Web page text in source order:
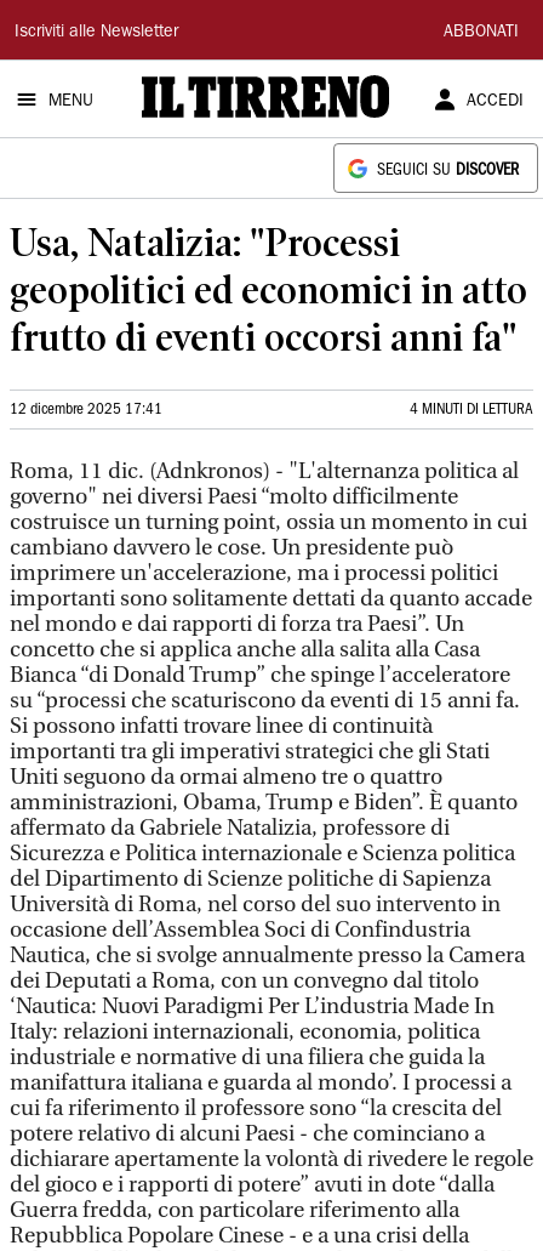
Il
Tirreno
Iscriviti alle Newsletter ABBONATI
MENU ACCEDI
SEGUICI SU DISCOVER
Usa, Natalizia: "Processi
geopolitici ed economici in atto
frutto di eventi occorsi anni fa"
12 dicembre 2025 17:41 4 MINUTI DI LETTURA
Roma, 11 dic. (Adnkronos) - "L'alternanza politica al
governo" nei diversi Paesi “molto difficilmente
costruisce un turning point, ossia un momento in cui
cambiano davvero le cose. Un presidente può
imprimere un'accelerazione, ma i processi politici
importanti sono solitamente dettati da quanto accade
nel mondo e dai rapporti di forza tra Paesi”. Un
concetto che si applica anche alla salita alla Casa
Bianca “di Donald Trump” che spinge l’acceleratore
su “processi che scaturiscono da eventi di 15 anni fa.
Si possono infatti trovare linee di continuità
importanti tra gli imperativi strategici che gli Stati
Uniti seguono da ormai almeno tre o quattro
amministrazioni, Obama, Trump e Biden”. È quanto
affermato da Gabriele Natalizia, professore di
Sicurezza e Politica internazionale e Scienza politica
del Dipartimento di Scienze politiche di Sapienza
Università di Roma, nel corso del suo intervento in
occasione dell’Assemblea Soci di Confindustria
Nautica, che si svolge annualmente presso la Camera
dei Deputati a Roma, con un convegno dal titolo
‘Nautica: Nuovi Paradigmi Per L’industria Made In
Italy: relazioni internazionali, economia, politica
industriale e normative di una filiera che guida la
manifattura italiana e guarda al mondo’. I processi a
cui fa riferimento il professore sono “la crescita del
potere relativo di alcuni Paesi - che cominciano a
dichiarare apertamente la volontà di rivedere le regole
del gioco e i rapporti di potere” avuti in dote “dalla
Guerra fredda, con particolare riferimento alla
Repubblica Popolare Cinese - e a una crisi della